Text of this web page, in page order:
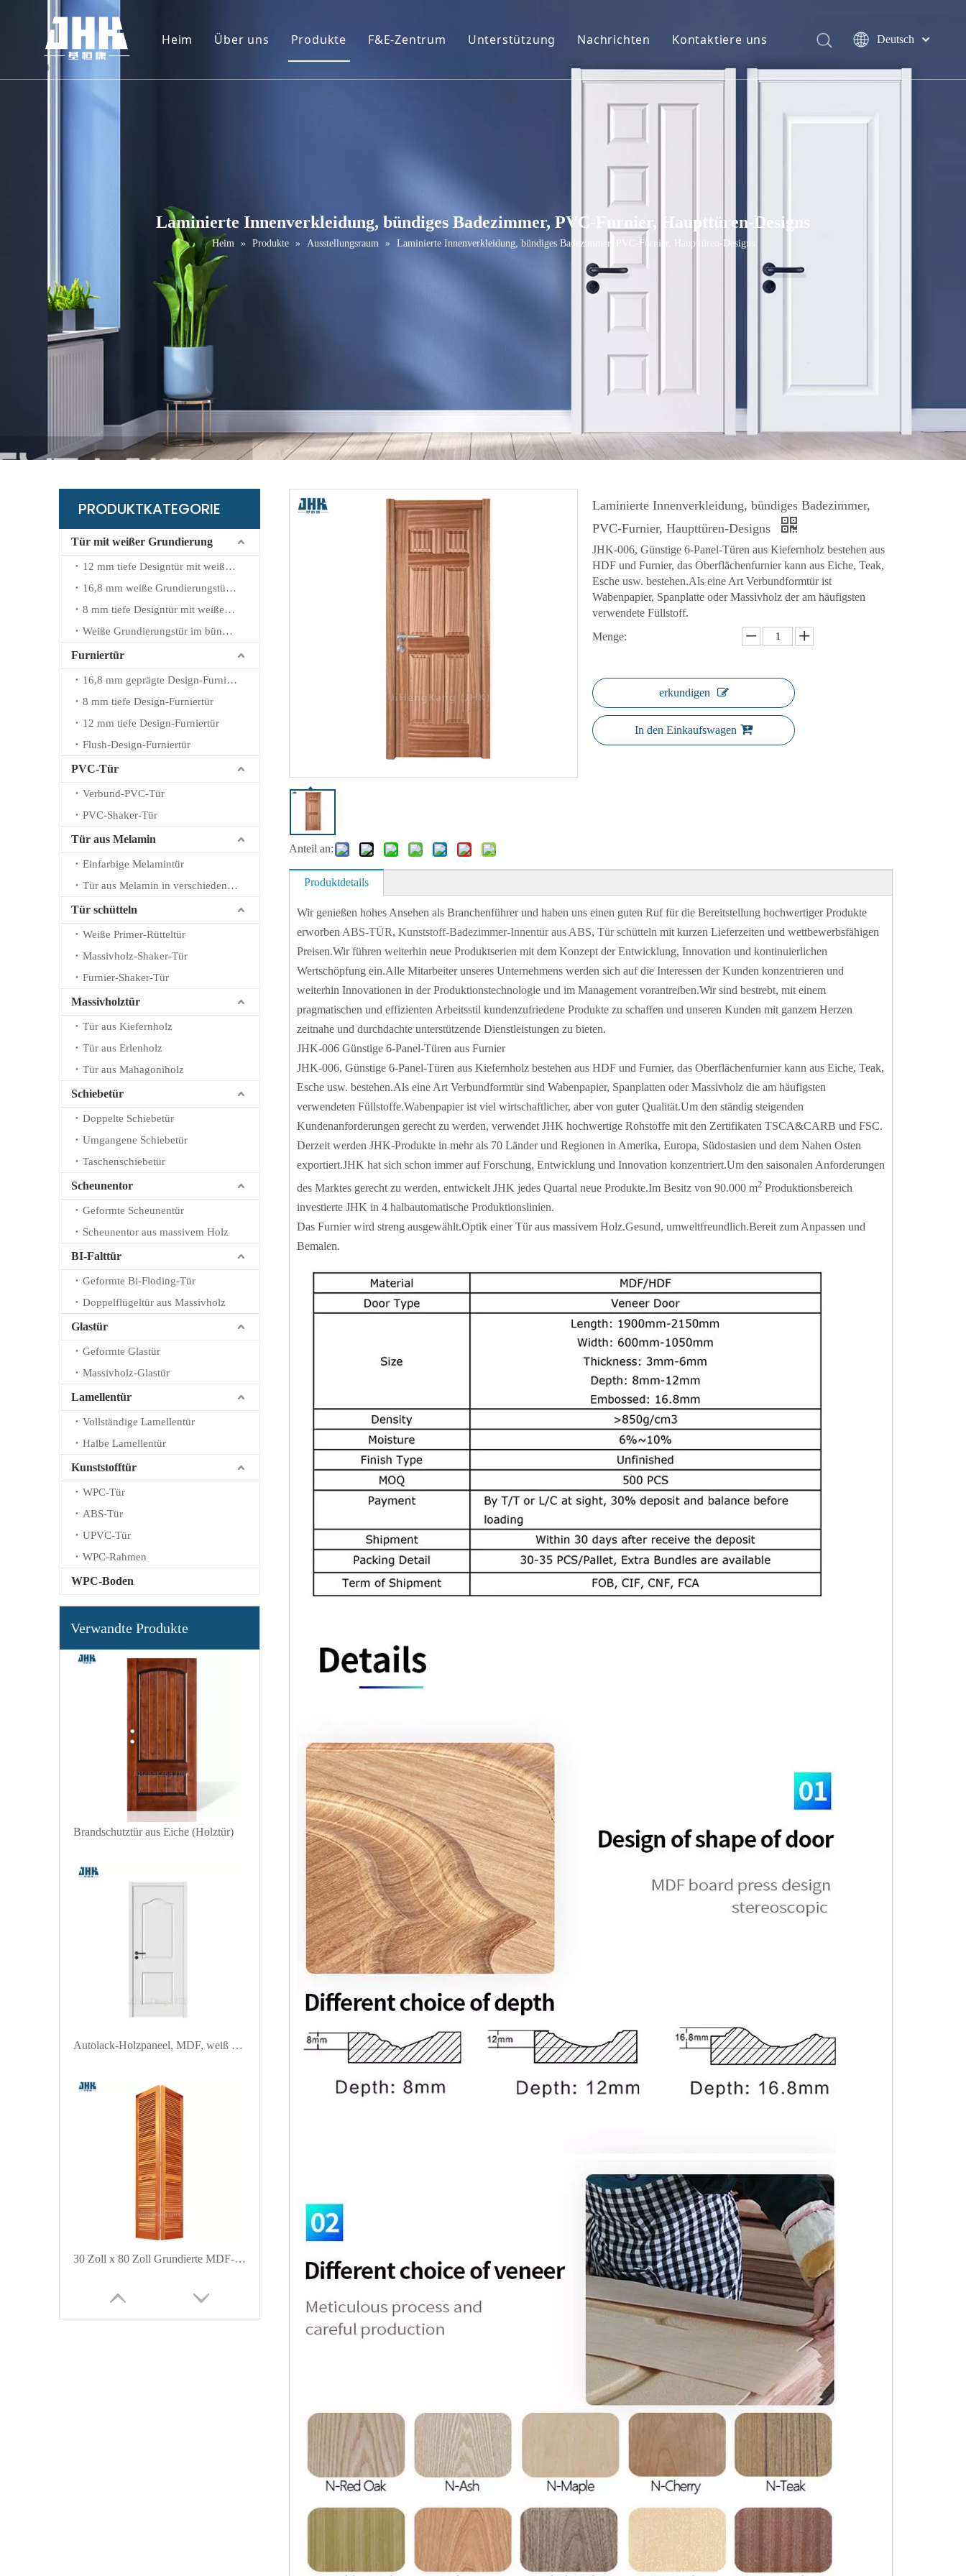
Heim Über uns Produkte
Massivholztür
WPC-Boden
F&E-Zentrum Unterstützung Nachrichten Kontaktiere uns
Deutsch
简体中文
Laminierte Innenverkleidung, bündiges Badezimmer, PVC-Furnier, Haupttüren-Designs
Heim » Produkte » Ausstellungsraum » Laminierte Innenverkleidung, bündiges Badezimmer, PVC-Furnier, Haupttüren-Designs
PRODUKTKATEGORIE
Tür mit weißer Grundierung
12 mm tiefe Designtür mit weißer Grundierung
16,8 mm weiße Grundierungstür mit geprägtem Design
8 mm tiefe Designtür mit weißer Grundierung
Weiße Grundierungstür im bündigen Design
Furniertür
16,8 mm geprägte Design-Furniertür
8 mm tiefe Design-Furniertür
12 mm tiefe Design-Furniertür
Flush-Design-Furniertür
PVC-Tür
Verbund-PVC-Tür
PVC-Shaker-Tür
Tür aus Melamin
Einfarbige Melamintür
Tür aus Melamin in verschiedenen Farben
Tür schütteln
Weiße Primer-Rütteltür
Massivholz-Shaker-Tür
Furnier-Shaker-Tür
Massivholztür
Tür aus Kiefernholz
Tür aus Erlenholz
Tür aus Mahagoniholz
Schiebetür
Doppelte Schiebetür
Umgangene Schiebetür
Taschenschiebetür
Scheunentor
Geformte Scheunentür
Scheunentor aus massivem Holz
BI-Falttür
Geformte Bi-Floding-Tür
Doppelflügeltür aus Massivholz
Glastür
Geformte Glastür
Massivholz-Glastür
Lamellentür
Vollständige Lamellentür
Halbe Lamellentür
Kunststofftür
WPC-Tür
ABS-Tür
UPVC-Tür
WPC-Rahmen
WPC-Boden
Verwandte Produkte
Brandschutztür aus Eiche (Holztür)
Autolack-Holzpaneel, MDF, weiß grundiert, geformte Türverkleidungen
30 Zoll x 80 Zoll Grundierte MDF-Verbundlamelle mit durchgehender Lamelle über Lamellen-Innentürplatte
Anteil an:
Laminierte Innenverkleidung, bündiges Badezimmer,
PVC-Furnier, Haupttüren-Designs
JHK-006, Günstige 6-Panel-Türen aus Kiefernholz bestehen aus
HDF und Furnier, das Oberflächenfurnier kann aus Eiche, Teak,
Esche usw. bestehen.Als eine Art Verbundformtür ist
Wabenpapier, Spanplatte oder Massivholz der am häufigsten
verwendete Füllstoff.
Menge:
erkundigen
In den Einkaufswagen
Produktdetails
Wir genießen hohes Ansehen als Branchenführer und haben uns einen guten Ruf für die Bereitstellung hochwertiger Produkte
erworben ABS-TÜR, Kunststoff-Badezimmer-Innentür aus ABS, Tür schütteln mit kurzen Lieferzeiten und wettbewerbsfähigen
Preisen.Wir führen weiterhin neue Produktserien mit dem Konzept der Entwicklung, Innovation und kontinuierlichen
Wertschöpfung ein.Alle Mitarbeiter unseres Unternehmens werden sich auf die Interessen der Kunden konzentrieren und
weiterhin Innovationen in der Produktionstechnologie und im Management vorantreiben.Wir sind bestrebt, mit einem
pragmatischen und effizienten Arbeitsstil kundenzufriedene Produkte zu schaffen und unseren Kunden mit ganzem Herzen
zeitnahe und durchdachte unterstützende Dienstleistungen zu bieten.
JHK-006 Günstige 6-Panel-Türen aus Furnier
JHK-006, Günstige 6-Panel-Türen aus Kiefernholz bestehen aus HDF und Furnier, das Oberflächenfurnier kann aus Eiche, Teak,
Esche usw. bestehen.Als eine Art Verbundformtür sind Wabenpapier, Spanplatten oder Massivholz die am häufigsten
verwendeten Füllstoffe.Wabenpapier ist viel wirtschaftlicher, aber von guter Qualität.Um den ständig steigenden
Kundenanforderungen gerecht zu werden, verwendet JHK hochwertige Rohstoffe mit den Zertifikaten TSCA&CARB und FSC.
Derzeit werden JHK-Produkte in mehr als 70 Länder und Regionen in Amerika, Europa, Südostasien und dem Nahen Osten
exportiert.JHK hat sich schon immer auf Forschung, Entwicklung und Innovation konzentriert.Um den saisonalen Anforderungen
des Marktes gerecht zu werden, entwickelt JHK jedes Quartal neue Produkte.Im Besitz von 90.000 m2 Produktionsbereich
investierte JHK in 4 halbautomatische Produktionslinien.
Das Furnier wird streng ausgewählt.Optik einer Tür aus massivem Holz.Gesund, umweltfreundlich.Bereit zum Anpassen und
Bemalen.